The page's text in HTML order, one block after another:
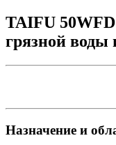
TAIFU
грязной воды
Назначение и